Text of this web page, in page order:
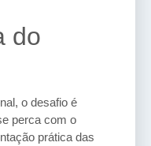
do
o desafio é
perca com o
prática das